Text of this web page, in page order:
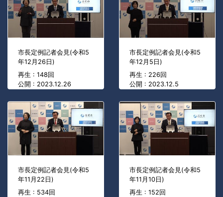
市長定例記者会見(令和5
年12月26日)
再生 : 148回
公開 : 2023.12.26
市長定例記者会見(令和5
年12月5日)
再生 : 226回
公開 : 2023.12.5
市長定例記者会見(令和5
年11月22日)
再生 : 534回
市長定例記者会見(令和5
年11月10日)
再生 : 152回